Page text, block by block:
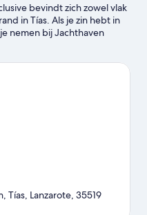
bevindt zich zowel vlak
in Tías. Als je zin hebt in
nemen bij Jachthaven
manier van de natuur?
na over een bezoek aan
Tías, Lanzarote, 35519